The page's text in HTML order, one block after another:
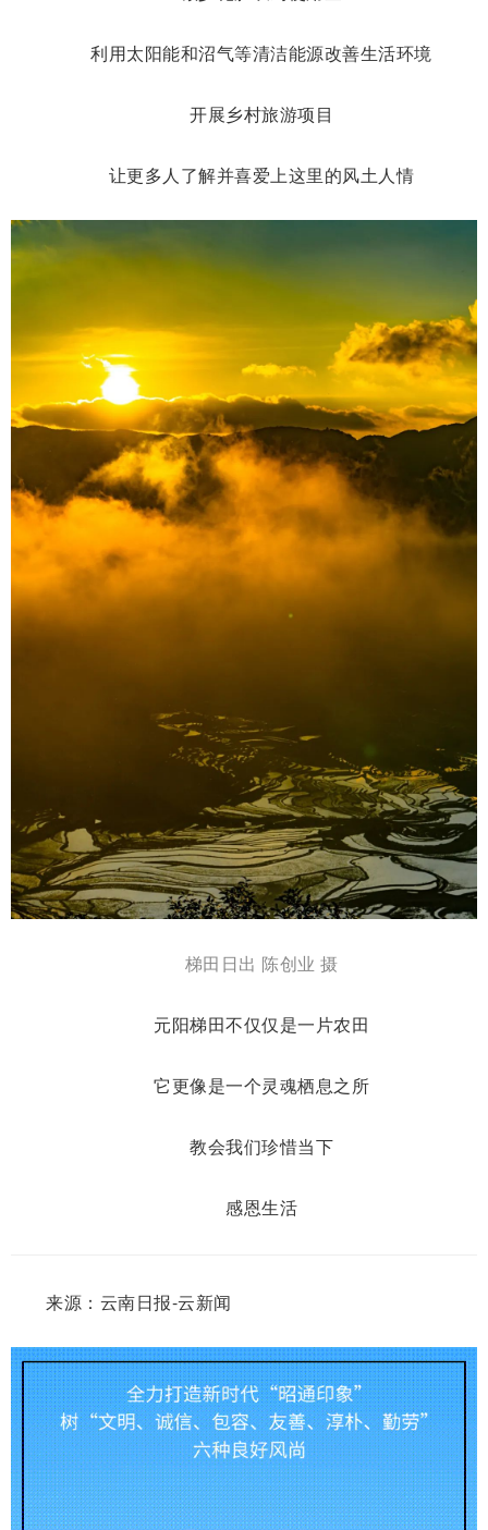
利用太阳能和沼气等清洁能源改善生活环境
开展乡村旅游项目
让更多人了解并喜爱上这里的风土人情
梯田日出 陈创业 摄
元阳梯田不仅仅是一片农田
它更像是一个灵魂栖息之所
教会我们珍惜当下
感恩生活
来源：云南日报-云新闻